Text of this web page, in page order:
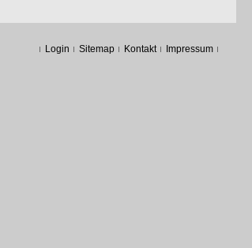
Login Sitemap Kontakt Impressum